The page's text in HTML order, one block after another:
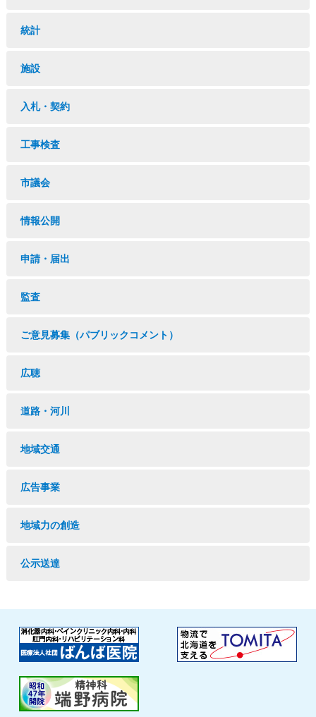
統計
施設
入札・契約
工事検査
市議会
情報公開
申請・届出
監査
ご意見募集（パブリックコメント）
広聴
道路・河川
地域交通
広告事業
地域力の創造
公示送達